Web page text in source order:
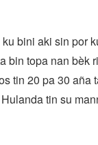
bini aki sin por
bin topa nan bèk
tin 20 pa 30
tin su